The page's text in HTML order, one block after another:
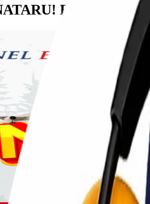
Banjir Untung